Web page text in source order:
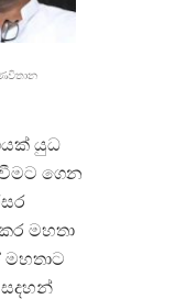
යුධ
ගෙන
මහතා